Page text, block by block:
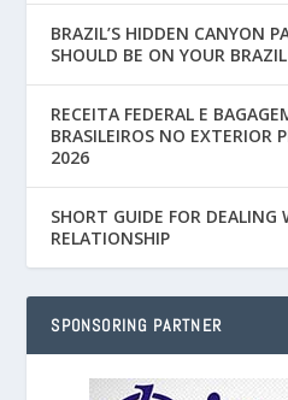
BRAZIL’S HIDDEN CANYON
SHOULD BE ON YOUR
RECEITA FEDERAL E
BRASILEIROS NO EXTERIOR
2026
SHORT GUIDE FOR DEALING
RELATIONSHIP
SPONSORING PARTNER